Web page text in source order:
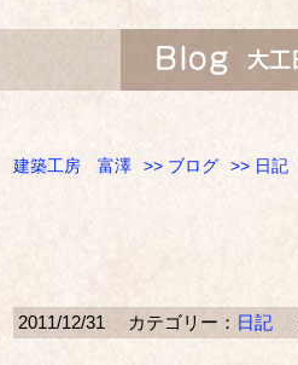
建築工房 富澤 >> ブログ >> 日記
2011/12/31 カテゴリー： 日記